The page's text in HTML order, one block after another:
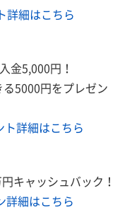
詳細はこちら
金5,000円！
5000円をプレゼン
ト詳細はこちら
キャッシュバック！
詳細はこちら